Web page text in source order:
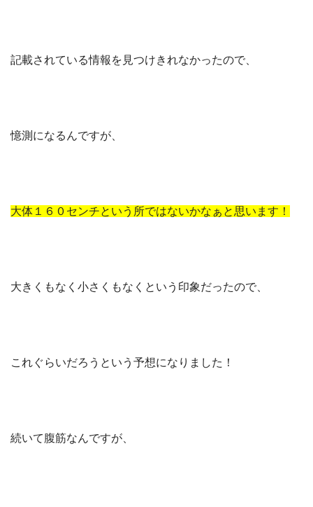
記載されている情報を見つけきれなかったので、
憶測になるんですが、
大体１６０センチという所ではないかなぁと思います！
大きくもなく小さくもなくという印象だったので、
これぐらいだろうという予想になりました！
続いて腹筋なんですが、